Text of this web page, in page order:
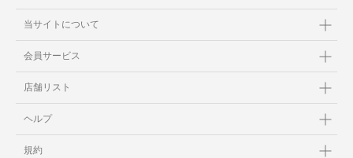
当サイトについて
会員サービス
店舗リスト
ヘルプ
規約